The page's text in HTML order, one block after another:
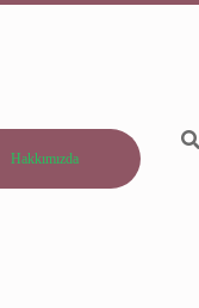
Hakkımızda